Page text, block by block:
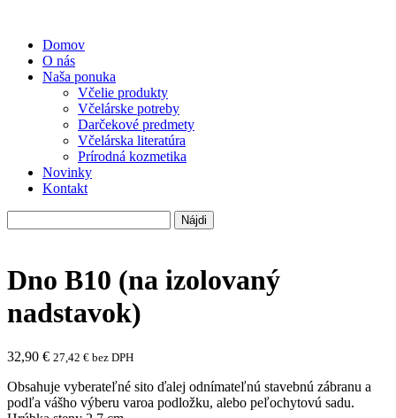
Domov
O nás
Naša ponuka
Včelie produkty
Včelárske potreby
Darčekové predmety
Včelárska literatúra
Prírodná kozmetika
Novinky
Kontakt
Dno B10 (na izolovaný
nadstavok)
32,90 € 27,42 € bez DPH
Obsahuje vyberateľné sito ďalej odnímateľnú stavebnú zábranu a
podľa vášho výberu varoa podložku, alebo peľochytovú sadu.